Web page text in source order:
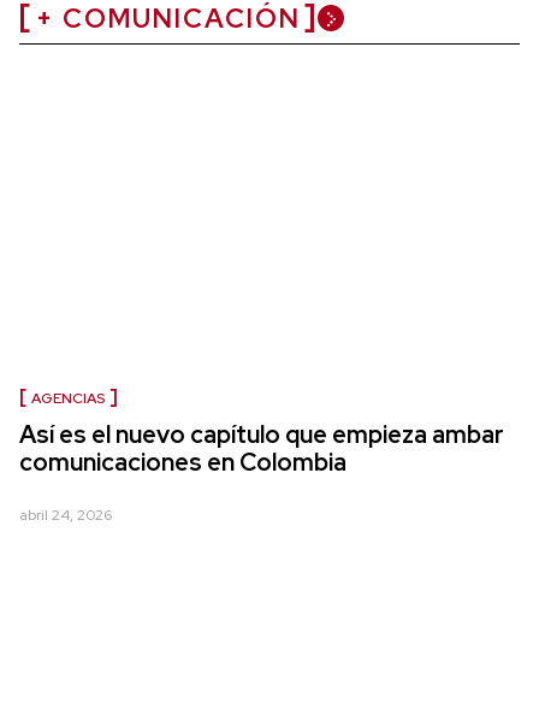
+ COMUNICACIÓN
AGENCIAS
Así es el nuevo capítulo que empieza ambar
comunicaciones en Colombia
abril 24, 2026